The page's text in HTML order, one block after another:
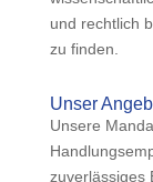
und rechtlich
zu finden.
Unser
Unsere
zuverlässiges